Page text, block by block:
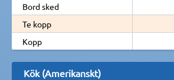
Bord sked
Te kopp
Kopp
Kök (Amerikanskt)